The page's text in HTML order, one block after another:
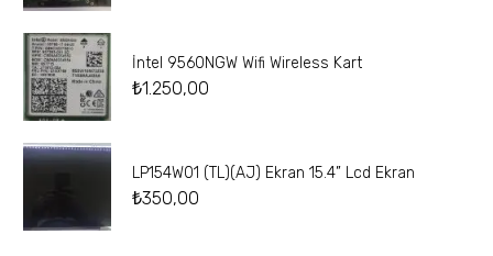
İntel 9560NGW Wifi Wireless Kart
₺1.250,00
LP154W01 (TL)(AJ) Ekran 15.4” Lcd Ekran
₺350,00